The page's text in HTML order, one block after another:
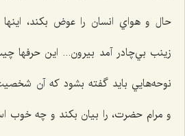
حال و هواي انسان را عوض بكند، اينها
زينب بي‌چادر آمد بيرون... اين حرفها
نوحه‌هايي بايد گفته بشود كه آن
و مرام حضرت، را بیان بکند و چه خوب